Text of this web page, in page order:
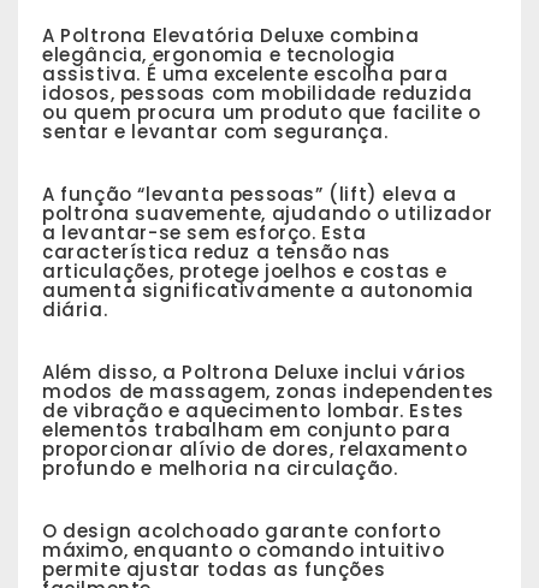
A Poltrona Elevatória Deluxe combina
elegância, ergonomia e tecnologia
assistiva. É uma excelente escolha para
idosos, pessoas com mobilidade reduzida
ou quem procura um produto que facilite o
sentar e levantar com segurança.
A função “levanta pessoas” (lift) eleva a
poltrona suavemente, ajudando o utilizador
a levantar-se sem esforço. Esta
característica reduz a tensão nas
articulações, protege joelhos e costas e
aumenta significativamente a autonomia
diária.
Além disso, a Poltrona Deluxe inclui vários
modos de massagem, zonas independentes
de vibração e aquecimento lombar. Estes
elementos trabalham em conjunto para
proporcionar alívio de dores, relaxamento
profundo e melhoria na circulação.
O design acolchoado garante conforto
máximo, enquanto o comando intuitivo
permite ajustar todas as funções